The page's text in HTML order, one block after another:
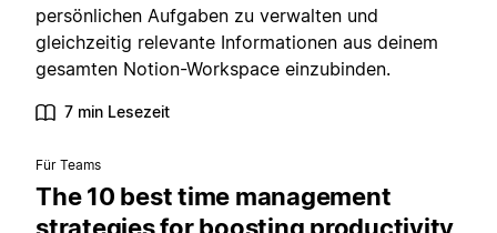
persönlichen Aufgaben zu verwalten und
gleichzeitig relevante Informationen aus deinem
gesamten Notion-Workspace einzubinden.
7 min Lesezeit
Für Teams
The 10 best time management